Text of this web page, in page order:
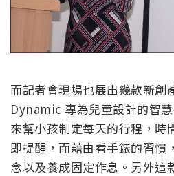
而記者會現場也展出幾款新創
Dynamic 專為兒童設計的智
來幫小孩制定每天的行程，時
即提醒，而藉由看手錶的習慣
念以及養成固定作息。另外這